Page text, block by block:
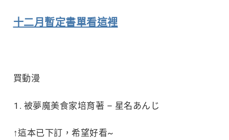
十二月暫定書單看這裡
買動漫
被夢魔美食家培育著 – 星名あんじ
↑這本已下訂，希望好看~